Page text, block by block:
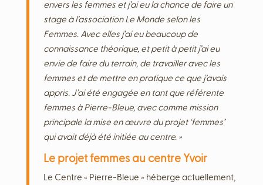
envers les femmes et j’ai eu la chance de faire un
stage à l’association Le Monde selon les
Femmes. Avec elles j’ai eu beaucoup de
connaissance théorique, et petit à petit j’ai eu
envie de faire du terrain, de travailler avec les
femmes et de mettre en pratique ce que j’avais
appris. J’ai été engagée en tant que référente
femmes à Pierre-Bleue, avec comme mission
principale la mise en œuvre du projet ‘femmes’
qui avait déjà été initiée au centre. »
Le projet femmes au centre Yvoir
Le Centre « Pierre-Bleue » héberge actuellement,